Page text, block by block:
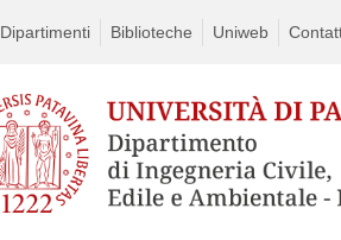
Dipartimenti Biblioteche Uniweb